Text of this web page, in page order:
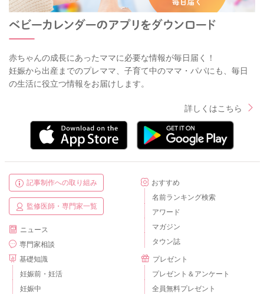
赤ちゃんの成長にあったママに必要な情報が毎日届く！
妊娠から出産までのプレママ、子育て中のママ・パパにも、毎日
の生活に役立つ情報をお届けします。
詳しくはこちら
記事制作への取り組み
監修医師・専門家一覧
ニュース
専門家相談
基礎知識
妊娠前・妊活
妊娠中
おすすめ
名前ランキング検索
アワード
マガジン
タウン誌
プレゼント
プレゼント＆アンケート
全員無料プレゼント